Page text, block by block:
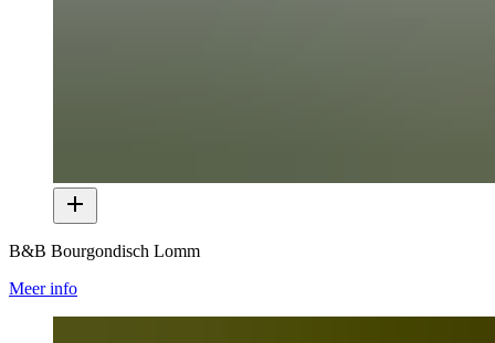
B&B Bourgondisch Lomm
Meer info